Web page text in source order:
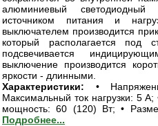
алюминиевый
источником питания и
выключателем производится
который располагается под
подсвечивается
выключение производится
яркости - длинными.
Характеристики: •
Максимальный ток нагрузки: 5
мощность: 60 (120) Вт; •
Подробнее...